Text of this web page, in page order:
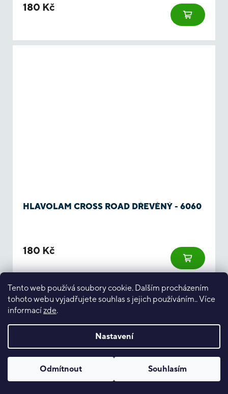
Tento web používá soubory cookie. Dalším procházením
tohoto webu vyjadřujete souhlas s jejich používáním.. Více
informacízde.
Nastavení
Odmítnout Souhlasím
180 Kč
HLAVOLAM CROSS ROAD DŘEVĚNÝ - 6060
180 Kč